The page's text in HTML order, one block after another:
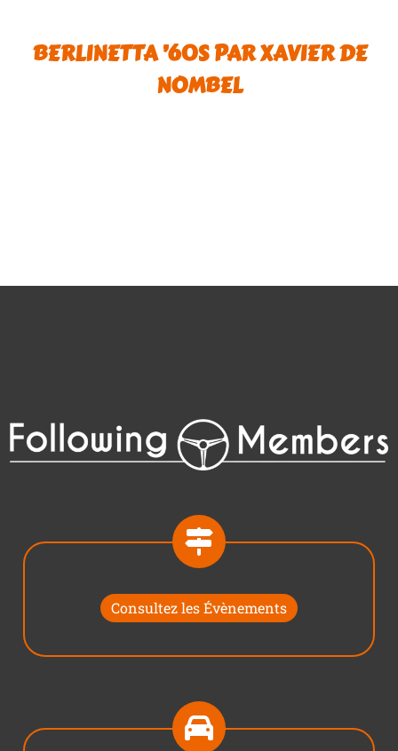
BERLINETTA ’60S PAR XAVIER DE
NOMBEL
Consultez les Évènements